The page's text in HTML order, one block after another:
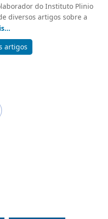
do Instituto Plinio
diversos artigos sobre a
artigos